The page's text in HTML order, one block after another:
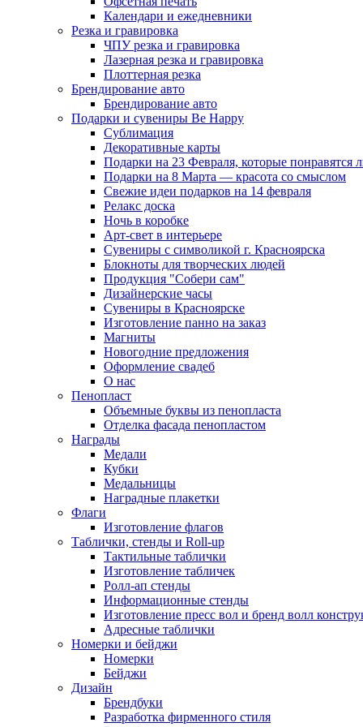
Календари и ежедневники
Резка и гравировка
ЧПУ резка и гравировка
Лазерная резка и гравировка
Плоттерная резка
Брендирование авто
Брендирование авто
Подарки и сувениры Be Happy
Сублимация
Декоративные карты
Подарки на 23 Февраля, которые
Подарки на 8 Марта — красота со смыслом
Свежие идеи подарков на 14 февраля
Релакс доска
Ночь в коробке
Арт-свет в интерьере
Сувениры с символикой г. Красноярска
Блокноты для творческих людей
Продукция "Собери сам"
Дизайнерские часы
Сувениры в Красноярске
Изготовление панно на заказ
Магниты
Новогодние предложения
Оформление свадеб
О нас
Пенопласт
Объемные буквы из пенопласта
Отделка фасада пенопластом
Награды
Медали
Кубки
Медальницы
Наградные плакетки
Флаги
Изготовление флагов
Таблички, стенды и Roll-up
Тактильные таблички
Изготовление табличек
Ролл-ап стенды
Информационные стенды
Изготовление пресс вол и бренд волл
Адресные таблички
Номерки и бейджи
Номерки
Бейджи
Дизайн
Брендбуки
Разработка фирменного стиля